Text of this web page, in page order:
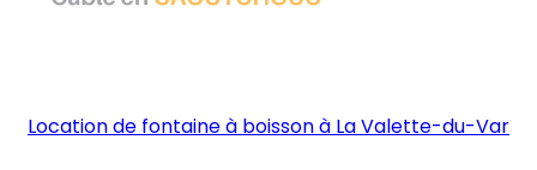
Location de fontaine à boisson à La Valette-du-Var